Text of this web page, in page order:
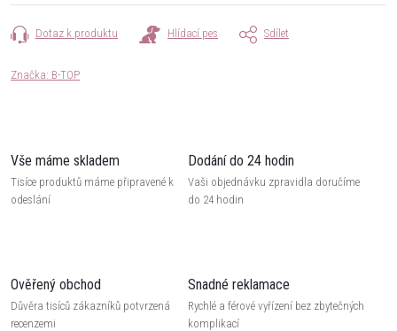
cena:
Dotaz k produktu Hlídací pes Sdílet
Značka: B-TOP
Vše máme skladem
Tisíce produktů máme připravené k
odeslání
Dodání do 24 hodin
Vaši objednávku zpravidla doručíme
do 24 hodin
Ověřený obchod
Důvěra tisíců zákazníků potvrzená
recenzemi
Snadné reklamace
Rychlé a férové vyřízení bez zbytečných
komplikací